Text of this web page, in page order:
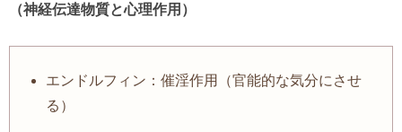
（神経伝達物質と心理作用）
エンドルフィン：催淫作用（官能的な気分にさせ
る）